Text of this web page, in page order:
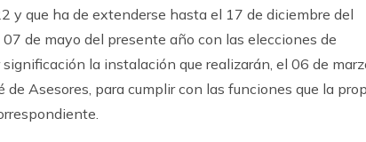
y que ha de extenderse hasta el 17 de diciembre del
de mayo del presente año con las elecciones de
la instalación que realizarán, el 06 de
Asesores, para cumplir con las funciones que la